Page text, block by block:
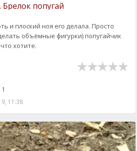
попугай
и плоский ноя его делала. Просто
объёмные фигурки) попугайчик
хотите.
1
11:38